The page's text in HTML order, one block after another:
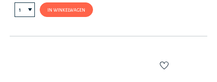
IN WINKELWAGEN